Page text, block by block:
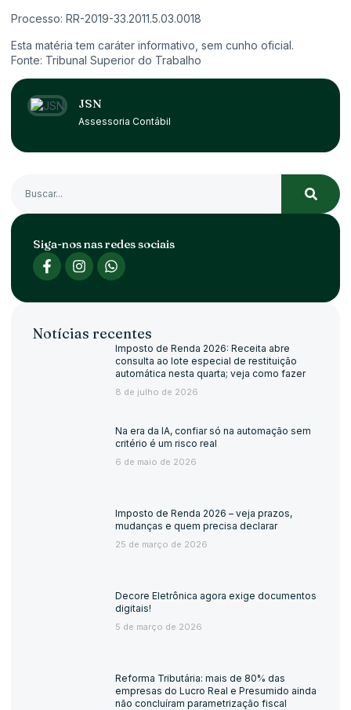
Processo: RR-2019-33.2011.5.03.0018
Esta matéria tem caráter informativo, sem cunho oficial.
Fonte: Tribunal Superior do Trabalho
JSN
Assessoria Contábil
Siga-nos nas redes sociais
Notícias recentes
Imposto de Renda 2026: Receita abre
consulta ao lote especial de restituição
automática nesta quarta; veja como fazer
8 de julho de 2026
Na era da IA, confiar só na automação sem
critério é um risco real
6 de maio de 2026
Imposto de Renda 2026 – veja prazos,
mudanças e quem precisa declarar
25 de março de 2026
Decore Eletrônica agora exige documentos
digitais!
5 de março de 2026
Reforma Tributária: mais de 80% das
empresas do Lucro Real e Presumido ainda
não concluíram parametrização fiscal